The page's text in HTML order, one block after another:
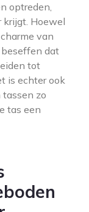
optreden,
krijgt. Hoewel
van
dat
tot
is echter ook
zo
tas een